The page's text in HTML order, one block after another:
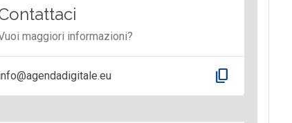
maggiori informazioni?
content_copy